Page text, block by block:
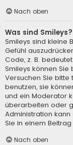
Nach oben
Was sind Smileys?
Smileys sind kleine
Gefühl
Code, z. B.
Smileys können
Versuchen Sie bitte
benutzen, sie
und ein Moderator
überarbeiten oder
Administration
Sie in einem
Nach oben